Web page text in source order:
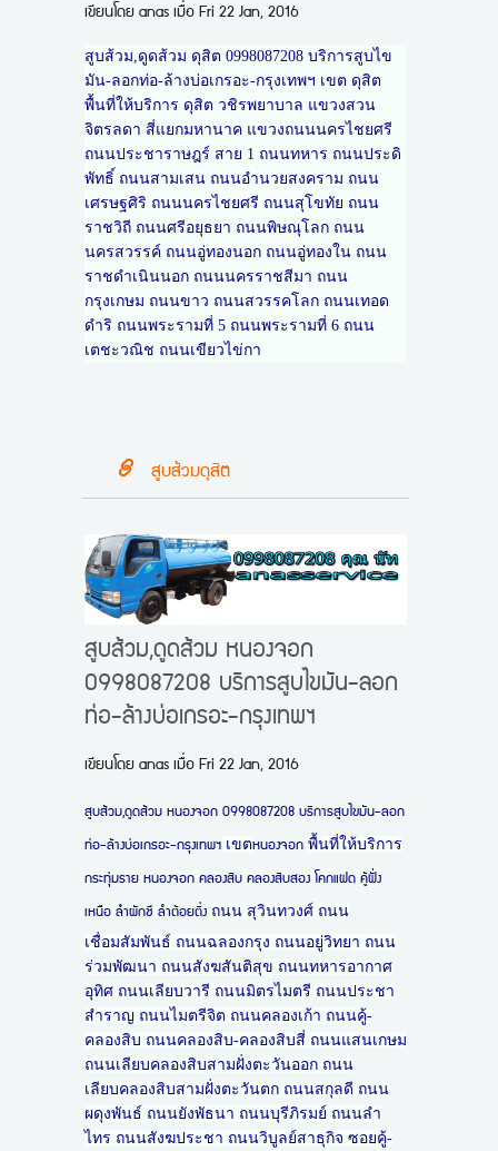
เขียนโดย anas เมื่อ Fri 22 Jan, 2016
สูบส้วม,ดูดส้วม ดุสิต 0998087208 บริการสูบไข
มัน-ลอกท่อ-ล้างบ่อเกรอะ-กรุงเทพฯ เขต ดุสิต
พื้นที่ให้บริการ ดุสิต วชิรพยาบาล แขวงสวน
จิตรลดา สี่แยกมหานาค แขวงถนนนครไชยศรี
ถนนประชาราษฎร์ สาย 1 ถนนทหาร ถนนประดิ
พัทธิ์ ถนนสามเสน ถนนอำนวยสงคราม ถนน
เศรษฐศิริ ถนนนครไชยศรี ถนนสุโขทัย ถนน
ราชวิถี ถนนศรีอยุธยา ถนนพิษณุโลก ถนน
นครสวรรค์ ถนนอู่ทองนอก ถนนอู่ทองใน ถนน
ราชดำเนินนอก ถนนนครราชสีมา ถนน
กรุงเกษม ถนนขาว ถนนสวรรคโลก ถนนเทอด
ดำริ ถนนพระรามที่ 5 ถนนพระรามที่ 6 ถนน
เตชะวณิช ถนนเขียวไข่กา
สูบส้วมดุสิต
สูบส้วม,ดูดส้วม หนองจอก
0998087208 บริการสูบไขมัน-ลอก
ท่อ-ล้างบ่อเกรอะ-กรุงเทพฯ
เขียนโดย anas เมื่อ Fri 22 Jan, 2016
สูบส้วม,ดูดส้วม หนองจอก 0998087208 บริการสูบไขมัน-ลอก
ท่อ-ล้างบ่อเกรอะ-กรุงเทพฯ เขตหนองจอก พื้นที่ให้บริการ
กระทุ่มราย หนองจอก คลองสิบ คลองสิบสอง โคกแฝด คู้ฝั่ง
เหนือ ลำผักชี ลำต้อยติ่ง ถนน สุวินทวงศ์ ถนน
เชื่อมสัมพันธ์ ถนนฉลองกรุง ถนนอยู่วิทยา ถนน
ร่วมพัฒนา ถนนสังฆสันติสุข ถนนทหารอากาศ
อุทิศ ถนนเลียบวารี ถนนมิตรไมตรี ถนนประชา
สำราญ ถนนไมตรีจิต ถนนคลองเก้า ถนนคู้-
คลองสิบ ถนนคลองสิบ-คลองสิบสี่ ถนนแสนเกษม
ถนนเลียบคลองสิบสามฝั่งตะวันออก ถนน
เลียบคลองสิบสามฝั่งตะวันตก ถนนสกุลดี ถนน
ผดุงพันธ์ ถนนยังพัธนา ถนนบุรีภิรมย์ ถนนลำ
ไทร ถนนสังฆประชา ถนนวิบูลย์สาธุกิจ ซอยคู้-